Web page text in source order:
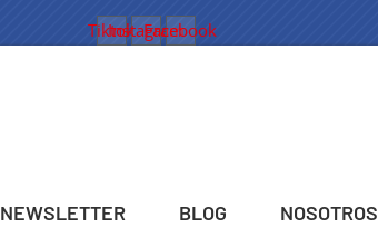
Tiktok
Instagram
Facebook
NEWSLETTER BLOG NOSOTROS